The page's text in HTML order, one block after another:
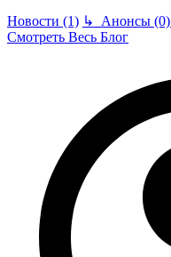
Новости (1) ↳ Анонсы (0)
Смотреть Весь Блог